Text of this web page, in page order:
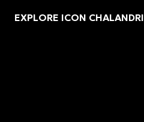
EXPLORE ICON CHALANDRI